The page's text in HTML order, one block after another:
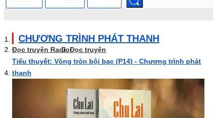
CHƯƠNG TRÌNH PHÁT THANH
Đọc truyện RadioĐọc truyện
Tiểu thuyết: Vòng tròn bội bạc (P14) - Chương trình phát
thanh